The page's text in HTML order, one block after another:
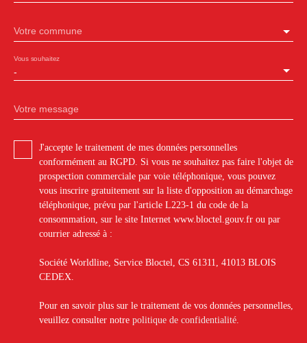
Votre commune
-
Vous souhaitez
Votre message
J'accepte le traitement de mes données personnelles
conformément au RGPD. Si vous ne souhaitez pas faire l'objet de
prospection commerciale par voie téléphonique, vous pouvez
vous inscrire gratuitement sur la liste d'opposition au démarchage
téléphonique, prévu par l'article L223-1 du code de la
consommation, sur le site Internet www.bloctel.gouv.fr ou par
courrier adressé à :
Société Worldline, Service Bloctel, CS 61311, 41013 BLOIS
CEDEX.
Pour en savoir plus sur le traitement de vos données personnelles,
veuillez consulter notre politique de confidentialité